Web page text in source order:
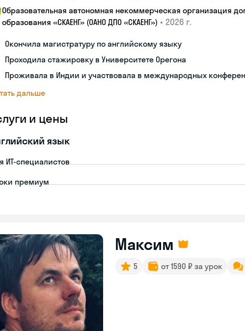
Образовательная автономная некоммерческая организация
образования «СКАЕНГ» (ОАНО ДПО «СКАЕНГ») • 2026 г.
Окончила магистратуру по английскому языку
Проходила стажировку в Университете Орегона
Проживала в Индии и участвовала в международных
дальше
и цены
язык
ИТ-специалистов
премиум
Максим
5 от 1590 ₽ за урок